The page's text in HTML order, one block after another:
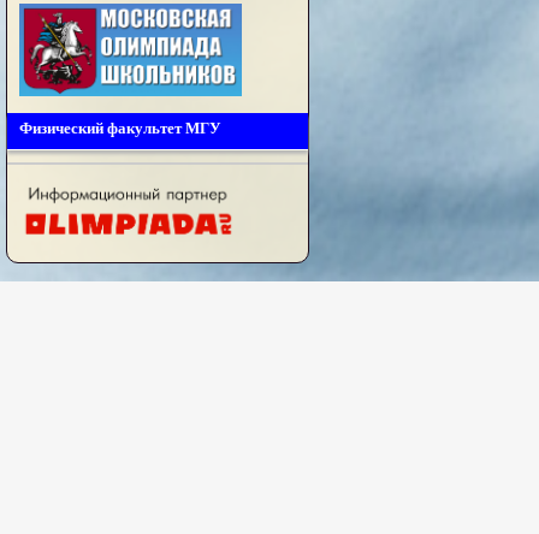
Физический факультет МГУ